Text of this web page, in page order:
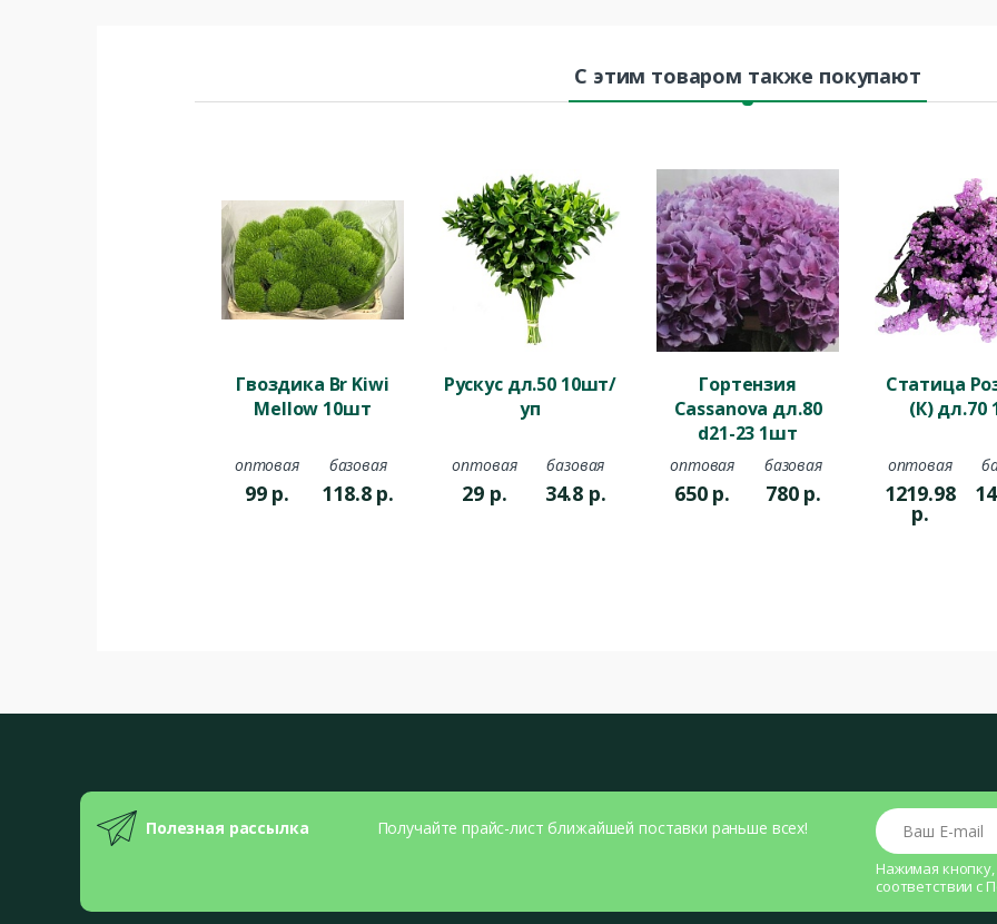
С этим товаром также покупают
Гвоздика Br Kiwi
Mellow 10шт
оптовая
99 р.
базовая
118.8 р.
Рускус дл.50 10шт/
уп
оптовая
29 р.
базовая
34.8 р.
Гортензия
Cassanova дл.80
d21-23 1шт
оптовая
650 р.
базовая
780 р.
Статица
(К) дл.70
оптовая
1219.98
р.
Полезная рассылка Получайте прайс-лист ближайшей поставки раньше всех! Ваш E-mail
Нажимая кнопку,
соответствии с